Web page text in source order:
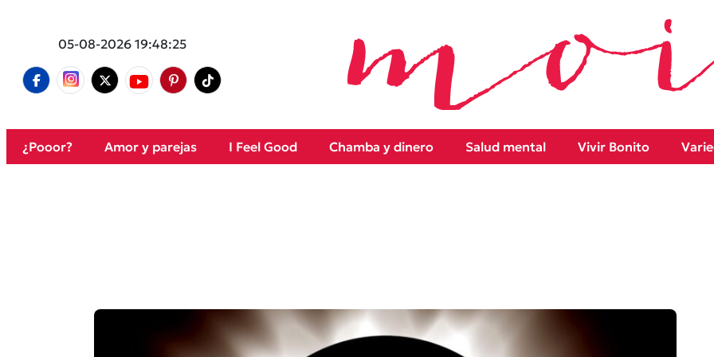
05-08-2026 19:48:25
¿Pooor? Amor y parejas I Feel Good Chamba y dinero Salud mental Vivir Bonito